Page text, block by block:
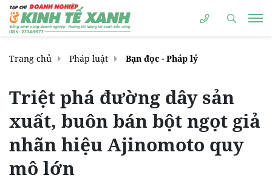
Trang chủ Pháp luật Bạn đọc - Pháp lý
Triệt phá đường dây sản
xuất, buôn bán bột ngọt giả
nhãn hiệu Ajinomoto quy
mô lớn